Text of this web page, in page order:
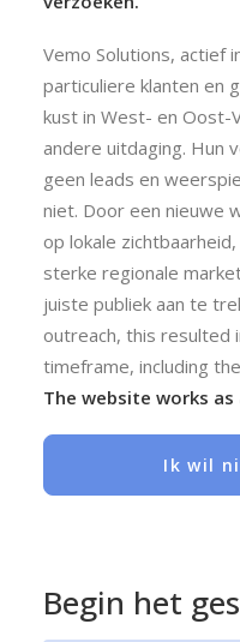
Vemo Solutions, actief
particuliere klanten en
kust in West- en Oost-
andere uitdaging. Hun
geen leads en
niet. Door een nieuwe
op lokale
sterke regionale
juiste publiek aan te
outreach, this resulted
timeframe, including the
The website works
Ik wil
Begin het